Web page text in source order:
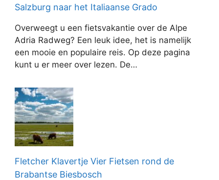
Salzburg naar het Italiaanse Grado
Overweegt u een fietsvakantie over de Alpe
Adria Radweg? Een leuk idee, het is namelijk
een mooie en populaire reis. Op deze pagina
kunt u er meer over lezen. De…
Fletcher Klavertje Vier Fietsen rond de
Brabantse Biesbosch